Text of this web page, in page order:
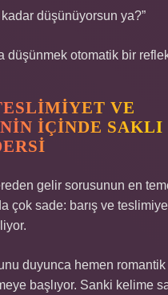
düşünüyorsun ya?”
düşünmek otomatik bir
VE
IÇINDE SAKLI
gelir sorusunun en
çok sade: barış ve
duyunca hemen romantik
başlıyor. Sanki kelime